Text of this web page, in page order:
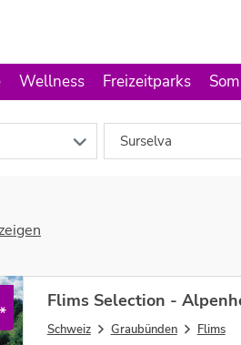
Wellness Freizeitparks
Surselva
*
Flims Selection -
Schweiz Graubünden Flims